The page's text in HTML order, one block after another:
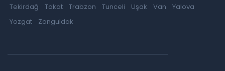
Tekirdağ
Tokat Trabzon Tunceli Uşak Van
Yalova
Yozgat
Zonguldak